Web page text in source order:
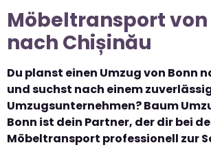
Möbeltransport von
nach Chișinău
Du planst einen Umzug von Bonn
und suchst nach einem
Umzugsunternehmen? Baum
Bonn ist dein Partner, der dir bei
Möbeltransport professionell zur